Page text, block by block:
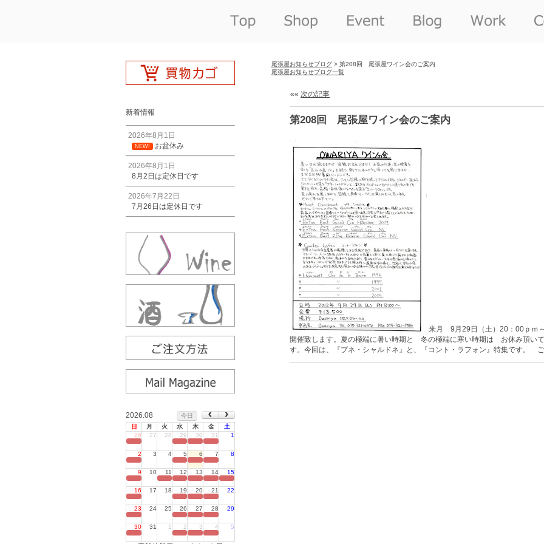
新着情報
2026年8月1日
NEW! お盆休み
2026年8月1日
8月2日は定休日です
2026年7月22日
7月26日は定休日です
2026.08
今日
日
月 火 水 木 金
土
26
27 28 29 30 31 1
2 3 4 5 6 7 8
9 10 11 12 13 14 15
16 17 18 19 20 21 22
23 24 25 26 27 28 29
30 31 1 2 3 4 5
尾張屋お知らせブログ > 第208回 尾張屋ワイン会のご案内
尾張屋お知らせブログ一覧
«« 次の記事
第208回 尾張屋ワイン会のご案内
来月 9月29日（土）20：00ｐ
開催致します。夏の極端に暑い時期と 冬の極端に寒い時期は お休み頂い
す。今回は、『プネ・シャルドネ』と、『コント・ラフォン』特集です。